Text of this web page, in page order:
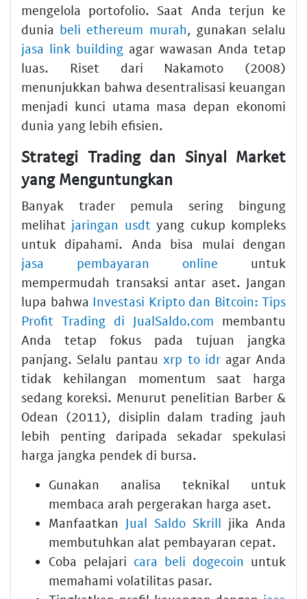
mengelola portofolio. Saat Anda terjun ke
dunia beli ethereum murah, gunakan selalu
jasa link building agar wawasan Anda tetap
luas. Riset dari Nakamoto (2008)
menunjukkan bahwa desentralisasi keuangan
menjadi kunci utama masa depan ekonomi
dunia yang lebih efisien.
Strategi Trading dan Sinyal Market
yang Menguntungkan
Banyak trader pemula sering bingung
melihat jaringan usdt yang cukup kompleks
untuk dipahami. Anda bisa mulai dengan
jasa pembayaran online untuk
mempermudah transaksi antar aset. Jangan
lupa bahwa Investasi Kripto dan Bitcoin: Tips
Profit Trading di JualSaldo.com membantu
Anda tetap fokus pada tujuan jangka
panjang. Selalu pantau xrp to idragar Anda
tidak kehilangan momentum saat harga
sedang koreksi. Menurut penelitian Barber &
Odean (2011), disiplin dalam trading jauh
lebih penting daripada sekadar spekulasi
harga jangka pendek di bursa.
Gunakan analisa teknikal untuk
membaca arah pergerakan harga aset.
Manfaatkan Jual Saldo Skrill jika Anda
membutuhkan alat pembayaran cepat.
Coba pelajari cara beli dogecoin untuk
memahami volatilitas pasar.